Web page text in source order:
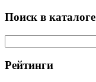
Поиск в каталоге
Рейтинги